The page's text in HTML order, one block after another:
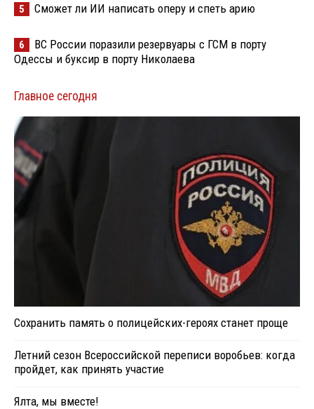
5 Сможет ли ИИ написать оперу и спеть арию
6
ВС России поразили резервуары с ГСМ в порту
Одессы и буксир в порту Николаева
Главное сегодня
Сохранить память о полицейских-героях станет проще
Летний сезон Всероссийской переписи воробьев: когда
пройдет, как принять участие
Ялта, мы вместе!